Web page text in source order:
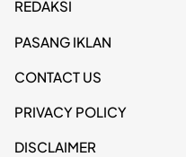
REDAKSI
PASANG IKLAN
CONTACT US
PRIVACY POLICY
DISCLAIMER